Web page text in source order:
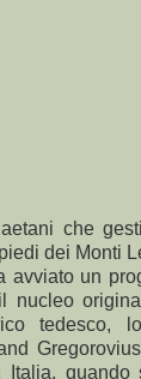
che
dei Monti
avviato un
nucleo
tedesco,
quando